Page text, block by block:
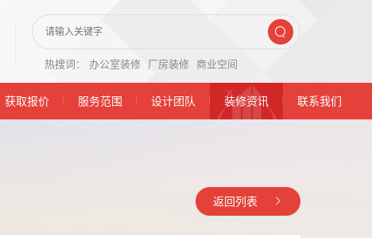
热搜词： 办公室装修 厂房装修 商业空间
获取报价 服务范围 设计团队 装修资讯 联系我们
返回列表